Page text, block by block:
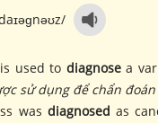
used to diagnosea
sử dụng để chẩn
was diagnosed as